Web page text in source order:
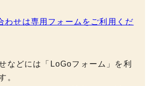
わせは専用フォームをご利用くだ
などには「LoGoフォーム」を利
。